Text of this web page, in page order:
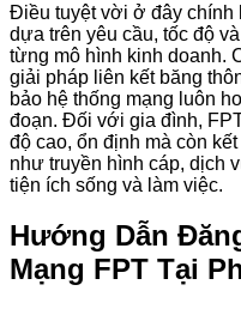
Điều tuyệt vời ở đây chính
dựa trên yêu cầu, tốc độ
từng mô hình kinh doanh.
giải pháp liên kết băng
bảo hệ thống mạng luôn
đoạn. Đối với gia đình,
độ cao, ổn định mà còn
như truyền hình cáp, dịch
tiện ích sống và làm việc.
Hướng Dẫn
Mạng FPT Tại